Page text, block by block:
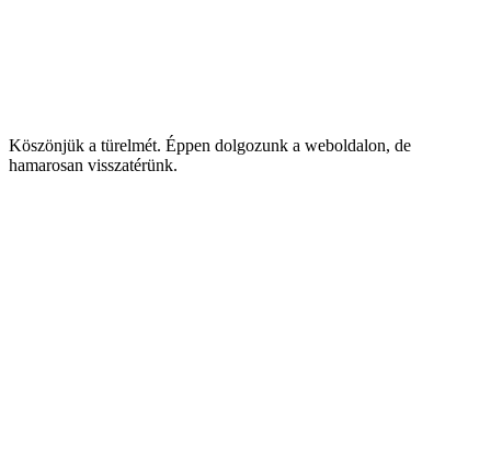
Köszönjük a türelmét. Éppen dolgozunk a weboldalon, de
hamarosan visszatérünk.